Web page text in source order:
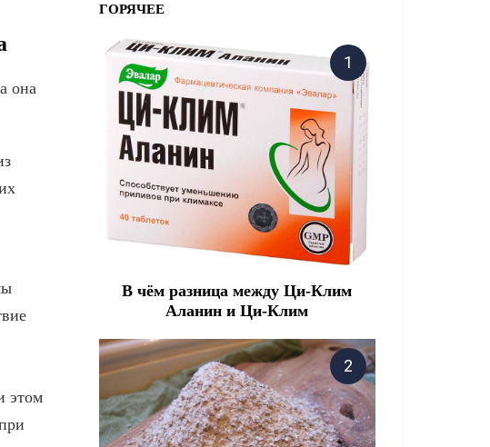
она
этом
ГОРЯЧЕЕ
В чём разница между Ци-Клим
Аланин и Ци-Клим